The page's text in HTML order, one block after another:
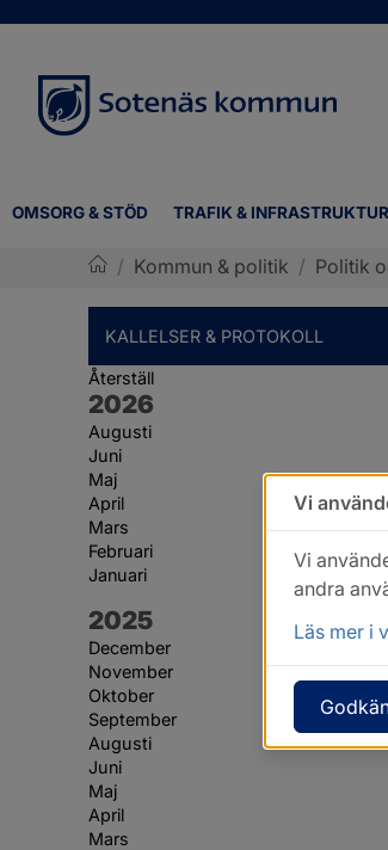
OMSORG & STÖD TRAFIK & INFRASTRUKTUR
/ Kommun & politik / Politik
KALLELSER & PROTOKOLL
Återställ
År:
2026
Augusti
Juni
Maj
April
Mars
Februari
Januari
År:
2025
December
November
Oktober
September
Augusti
Juni
Maj
April
Mars
Vi
Vi
andra
Läs mer i